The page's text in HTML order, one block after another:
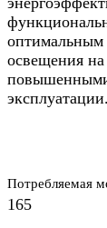
оптимальным
освещения
эксплуатации.
Потребляемая
165